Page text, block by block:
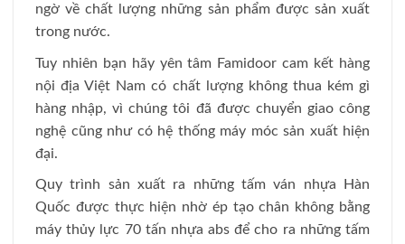
ngờ về chất lượng những sản phẩm được sản xuất
trong nước.
Tuy nhiên bạn hãy yên tâm Famidoor cam kết hàng
nội địa Việt Nam có chất lượng không thua kém gì
hàng nhập, vì chúng tôi đã được chuyển giao công
nghệ cũng như có hệ thống máy móc sản xuất hiện
đại.
Quy trình sản xuất ra những tấm ván nhựa Hàn
Quốc được thực hiện nhờ ép tạo chân không bằng
máy thủy lực 70 tấn nhựa abs để cho ra những tấm